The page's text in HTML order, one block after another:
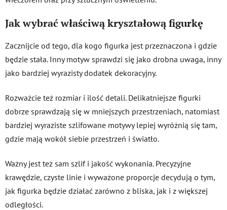
Jak wybrać właściwą kryształową figurkę
Zacznijcie od tego, dla kogo figurka jest przeznaczona i gdzie
będzie stała. Inny motyw sprawdzi się jako drobna uwaga, inny
jako bardziej wyrazisty dodatek dekoracyjny.
Rozważcie też rozmiar i ilość detali. Delikatniejsze figurki
dobrze sprawdzają się w mniejszych przestrzeniach, natomiast
bardziej wyraziste szlifowane motywy lepiej wyróżnią się tam,
gdzie mają wokół siebie przestrzeń i światło.
Ważny jest też sam szlif i jakość wykonania. Precyzyjne
krawędzie, czyste linie i wyważone proporcje decydują o tym,
jak figurka będzie działać zarówno z bliska, jak i z większej
odległości.